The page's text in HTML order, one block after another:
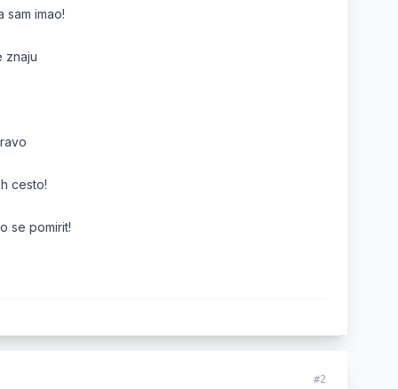
imao!
znaju
cesto!
se pomirit!
#2